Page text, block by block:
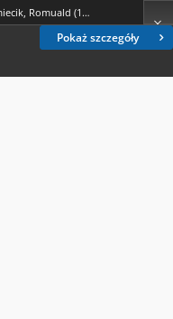
Pokaż szczegóły
Kmiecik, Romuald (1941- ).